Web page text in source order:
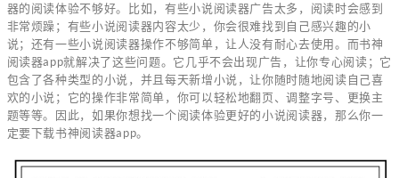
器的阅读体验不够好。比如，有些小说阅读器广告太多，阅读时会感到
非常烦躁；有些小说阅读器内容太少，你会很难找到自己感兴趣的小
说；还有一些小说阅读器操作不够简单，让人没有耐心去使用。而书神
阅读器app就解决了这些问题。它几乎不会出现广告，让你专心阅读；它
包含了各种类型的小说，并且每天新增小说，让你随时随地阅读自己喜
欢的小说；它的操作非常简单，你可以轻松地翻页、调整字号、更换主
题等等。因此，如果你想找一个阅读体验更好的小说阅读器，那么你一
定要下载书神阅读器app。